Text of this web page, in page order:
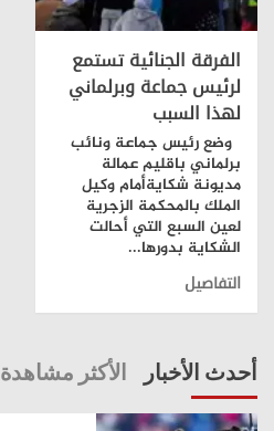
الفرقة الجنائية تستمع
لرئيس جماعة وبرلماني
لهذا السبب
وضع رئيس جماعة ونائب
برلماني باقليم عمالة
مديونة شكايةأمام وكيل
الملك بالمحكمة الزجرية
لعين السبع التي أحالت
الشكاية بدورها...
التفاصيل
أحدث الأخبار الأكثر مشاهدة